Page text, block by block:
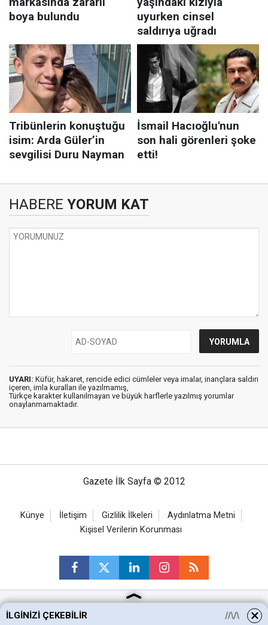
HABERE YORUM KAT
UYARI: Küfür, hakaret, rencide edici cümleler veya imalar, inançlara saldırı
içeren, imla kuralları ile yazılmamış,
Türkçe karakter kullanılmayan ve büyük harflerle yazılmış yorumlar
onaylanmamaktadır.
Gazete İlk Sayfa © 2012
Künye İletişim Gizlilik İlkeleri
Aydınlatma Metni
Kişisel Verilerin Korunması
Ankara Haberleri
İLGINIZI ÇEKEBILIR